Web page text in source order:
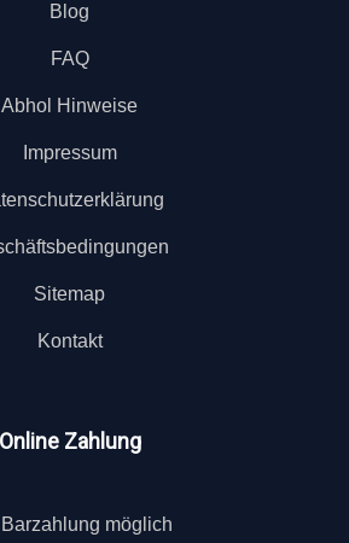
Blog
FAQ
Abhol Hinweise
Impressum
Sitemap
Kontakt
Online Zahlung
Barzahlung möglich